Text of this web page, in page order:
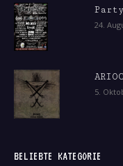
24.
5.
BELIEBTE KATEGORIE